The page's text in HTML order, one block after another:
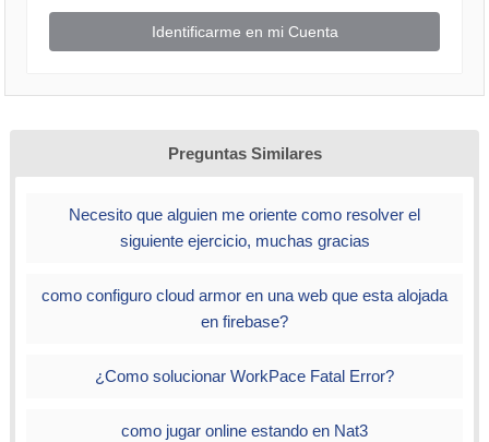
Identificarme en mi Cuenta
Preguntas Similares
Necesito que alguien me oriente como resolver el
siguiente ejercicio, muchas gracias
como configuro cloud armor en una web que esta alojada
en firebase?
¿Como solucionar WorkPace Fatal Error?
como jugar online estando en Nat3